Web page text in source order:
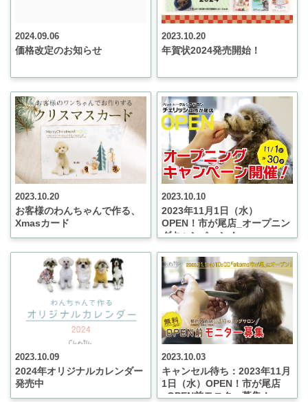
2024.09.06
価格改定のお知らせ
2023.10.20
年賀状2024発売開始！
2023.10.20
お客様のわんちゃんで作る、
Xmasカード
2023.10.10
2023年11月1日（水）
OPEN！市が尾店_オープニン
グキャンペーン！
2023.10.09
2024年オリジナルカレンダー
発売中
2023.10.03
キャンセル待ち：2023年11月
1日（水）OPEN！市が尾店
_OPEN前モニター募集！